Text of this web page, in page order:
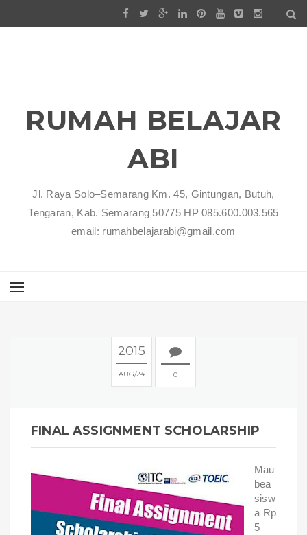
RUMAH BELAJAR
ABI
Jl. Raya Solo–Semarang Km. 45, Gintungan, Butuh,
Tengaran, Kab. Semarang 50775 HP 085.600.003.565
email: rumahbelajarabi@gmail.com
2015
AUG 24 0
FINAL ASSIGNMENT SCHOLARSHIP
Mau
bea
sisw
a Rp
5